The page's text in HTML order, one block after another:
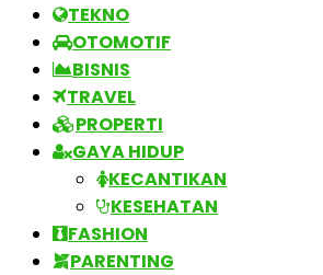
TEKNO
OTOMOTIF
BISNIS
TRAVEL
PROPERTI
GAYA HIDUP
KECANTIKAN
KESEHATAN
FASHION
PARENTING